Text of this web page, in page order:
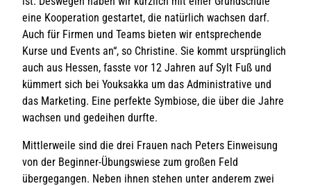
eine Kooperation gestartet, die natürlich wachsen darf.
Auch für Firmen und Teams bieten wir entsprechende
Kurse und Events an“, so Christine. Sie kommt ursprünglich
auch aus Hessen, fasste vor 12 Jahren auf Sylt Fuß und
kümmert sich bei Youksakka um das Administrative und
das Marketing. Eine perfekte Symbiose, die über die Jahre
wachsen und gedeihen durfte.
Mittlerweile sind die drei Frauen nach Peters Einweisung
von der Beginner-Übungswiese zum großen Feld
übergegangen. Neben ihnen stehen unter anderem zwei